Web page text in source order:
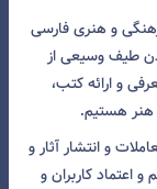
و هنری فارسی
طیف وسیعی از
و ارائه کتب،
هنر هستیم.
و انتشار آثار و
و اعتماد کاربران و